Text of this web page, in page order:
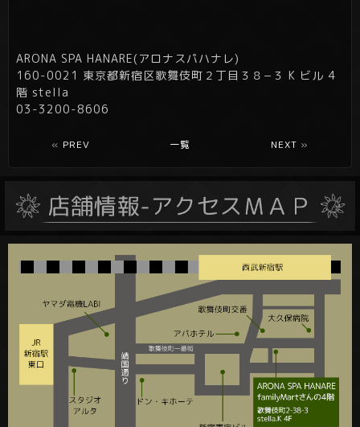
ARONA SPA HANARE(アロナスパハナレ)
160-0021 東京都新宿区歌舞伎町２丁目３８−３ K ビル 4
階 stella
03-3200-8606
« PREV 一覧 NEXT »